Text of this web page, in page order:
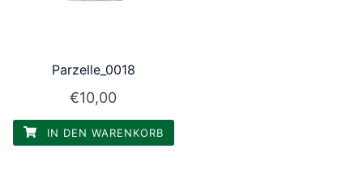
Parzelle_0018
€10,00
IN DEN WARENKORB